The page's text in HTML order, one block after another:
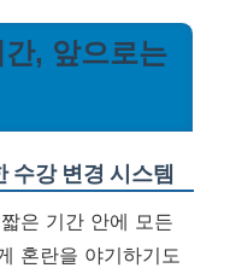
, 앞으로는
수강 변경 시스템
은 기간 안에 모든
혼란을 야기하기도